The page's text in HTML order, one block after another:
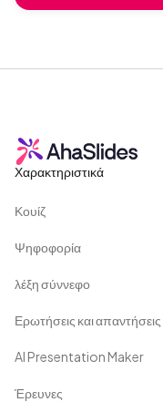
Χαρακτηριστικά
Κουίζ
Ψηφοφορία
λέξη σύννεφο
Ερωτήσεις και απαντήσεις
AI Presentation Maker
Έρευνες